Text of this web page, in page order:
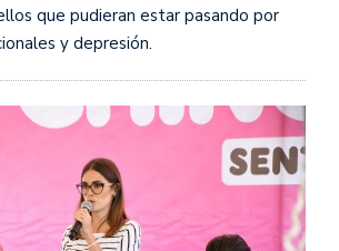
que pudieran estar pasando por
y depresión.